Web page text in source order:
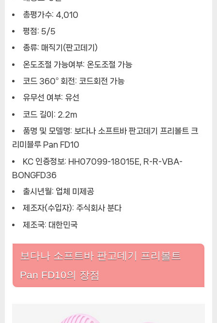
총평가수: 4,010
평점: 5/5
종류: 매직기(판고데기)
온도조절 가능여부: 온도조절 가능
코드 360º 회전: 코드회전 가능
유무선 여부: 유선
코드 길이: 2.2m
품명 및 모델명: 보다나 소프트바 판고데기 프리볼트 크
리미블루 Pan FD10
KC 인증정보: HH07099-18015E, R-R-VBA-
BONGFD36
출시년월: 업체 미제공
제조자(수입자): 주식회사 분다
제조국: 대한민국
보다나 소프트바 판고데기 프리볼트
Pan FD10의 장점